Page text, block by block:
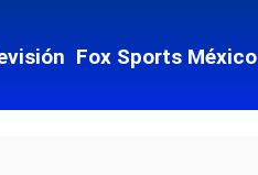
Fox Sports México